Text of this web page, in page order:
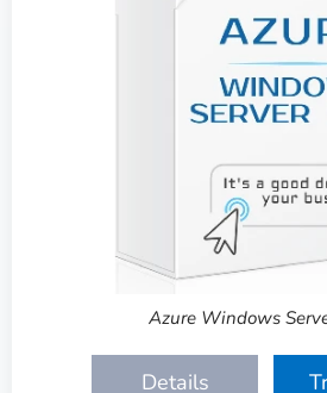
Azure Windows
Details